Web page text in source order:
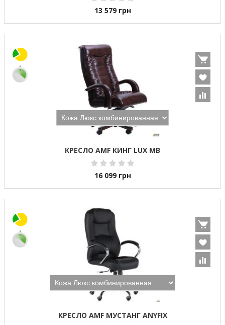
13 579 грн
КРЕСЛО AMF КИНГ LUX MB
16 099 грн
КРЕСЛО AMF МУСТАНГ ANYFIX